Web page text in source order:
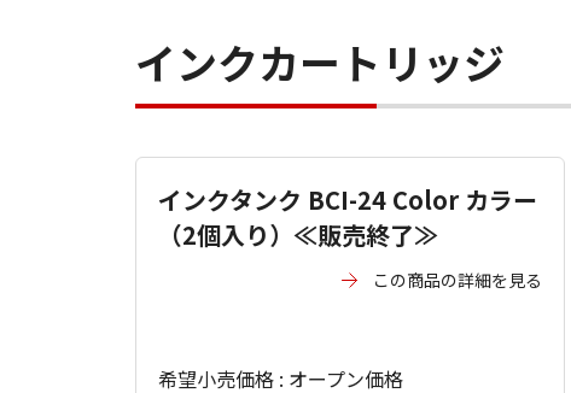
インクカートリッジ
インクタンク BCI-24 Color カラー
（2個入り）≪販売終了≫
この商品の詳細を見る
希望小売価格 : オープン価格